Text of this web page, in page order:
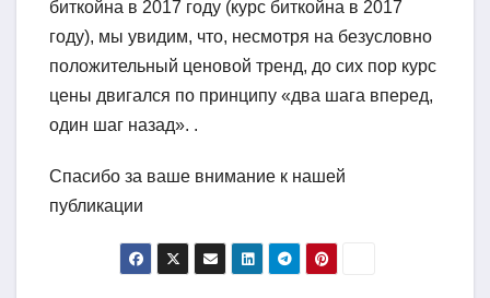
биткойна в 2017 году (курс биткойна в 2017
году), мы увидим, что, несмотря на безусловно
положительный ценовой тренд, до сих пор курс
цены двигался по принципу «два шага вперед,
один шаг назад». .
Спасибо за ваше внимание к нашей
публикации